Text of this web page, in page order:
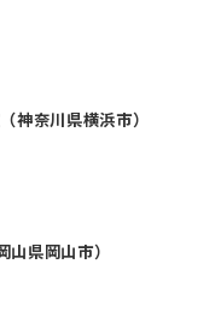
神奈川県横浜市）
県岡山市）